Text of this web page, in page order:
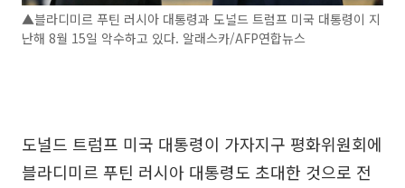
▲블라디미르 푸틴 러시아 대통령과 도널드 트럼프 미국 대통령이 지
난해 8월 15일 악수하고 있다. 알래스카/AFP연합뉴스
도널드 트럼프 미국 대통령이 가자지구 평화위원회에
블라디미르 푸틴 러시아 대통령도 초대한 것으로 전